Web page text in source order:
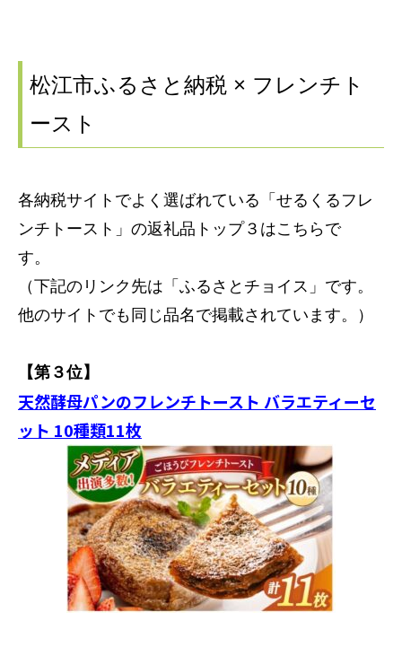
松江市ふるさと納税 × フレンチト
ースト
各納税サイトでよく選ばれている「 せるくるフレ
ンチトースト」の返礼品トップ３はこちらで
す。
（下記のリンク先は「ふるさとチョイス」です。
他のサイトでも同じ品名で掲載されています。）
【第３位】
天然酵母パンのフレンチトースト バラエティーセ
ット 10種類11枚